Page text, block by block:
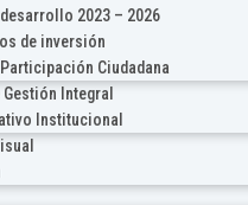
2023 – 2026
de inversión
Ciudadana
Integral
Institucional